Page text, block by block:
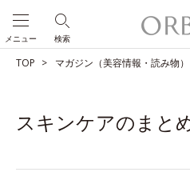
検索
メニュー
TOP マガジン（美容情報・読み物）
スキンケアのまと